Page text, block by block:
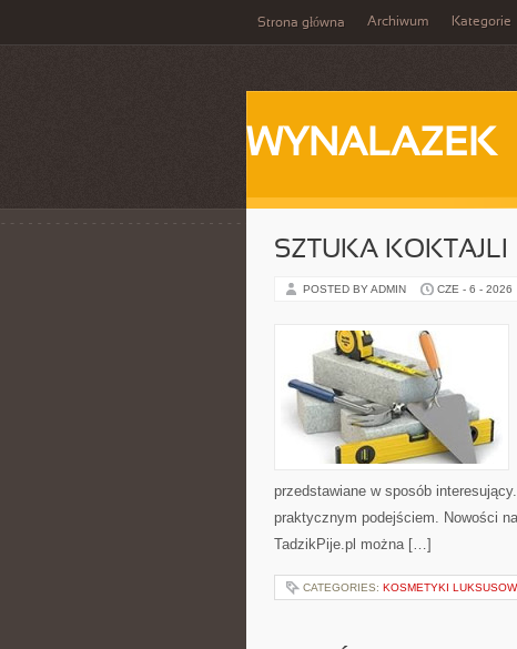
Strona główna Archiwum Kategorie
WYNALAZEK
SZTUKA KOKTAJLI
POSTED BY ADMIN CZE - 6 - 2026
przedstawiane w sposób
praktycznym podejściem. Nowości
TadzikPije.pl można […]
CATEGORIES: KOSMETYKI